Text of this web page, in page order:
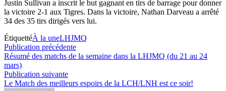
Justin Sullivan a inscrit le but gagnant en tirs de barrage pour donner
la victoire 2-1 aux Tigres. Dans la victoire, Nathan Darveau a arrêté
34 des 35 tirs dirigés vers lui.
ÉtiquettéÀ la uneLHJMQ
Navigation
de
l’article
Publication précédentePublication
précédente :
Résumé des matchs de la semaine dans la LHJMQ (du 21 au 24
mars)
Publication suivantePublication
suivante :
Le Match des meilleurs espoirs de la LCH/LNH est ce soir!